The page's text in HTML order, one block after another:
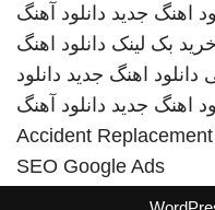
اهنگ جدید دانلود آهنگ
خرید بک لینک دانلود اهنگ
دانلود اهنگ جدید دانلود
اهنگ جدید دانلود آهنگ
Accident
SEO Google Ads